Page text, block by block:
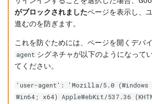
がブロックされましたページを表示し、
進むのを防ぎます。
これを防ぐためには、ページを開くデバ
agent シグネチャが以下のようになって
てください。
'user-agent': 'Mozilla/5.0 (Windows
Win64; x64) AppleWebKit/537.36